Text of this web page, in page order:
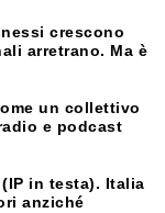
crescono
arretrano. Ma è
un collettivo
e podcast
(IP in testa). Italia
anziché